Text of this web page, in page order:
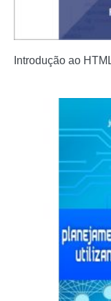
Introdução ao